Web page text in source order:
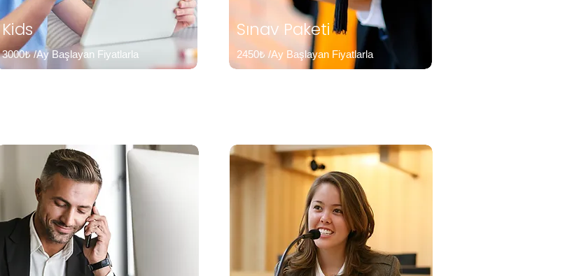
Kids
3000₺ /Ay Başlayan Fiyatlarla
Sınav Paketi
2450₺ /Ay Başlayan Fiyatlarla